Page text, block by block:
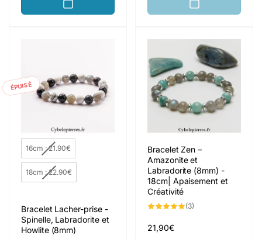
ÉPUISÉ
Taille du Bracelet
16cm : 21.90€
18cm : 22.90€
Bracelet Lacher-prise -
Spinelle, Labradorite et
Howlite (8mm)
Bracelet Zen –
Amazonite et
Labradorite (8mm) -
18cm| Apaisement et
Créativité
(3)
Prix
21,90€